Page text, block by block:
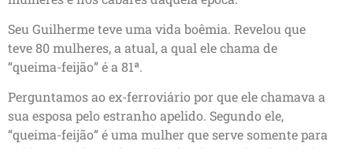
Seu Guilherme teve uma vida boêmia. Revelou que
teve 80 mulheres, a atual, a qual ele chama de
“queima-feijão” é a 81ª.
Perguntamos ao ex-ferroviário por que ele chamava a
sua esposa pelo estranho apelido. Segundo ele,
“queima-feijão” é uma mulher que serve somente para